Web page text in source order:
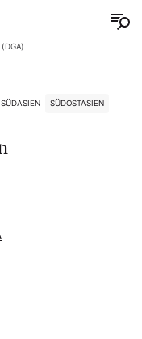
(DGA)
SÜDOSTASIEN